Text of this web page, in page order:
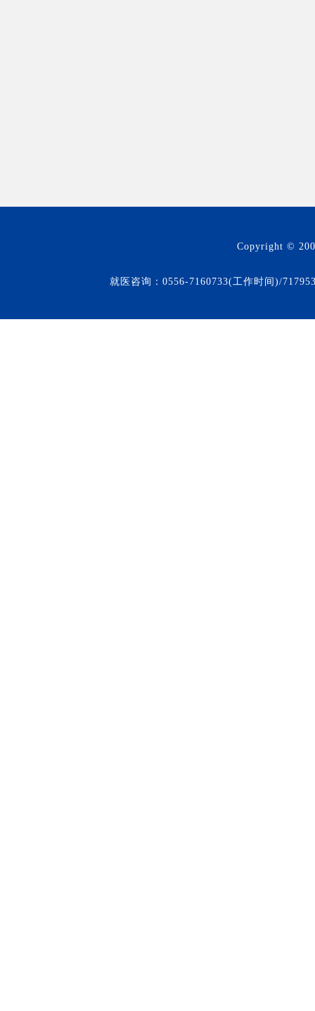
Copyright ©
就医咨询：0556-7160733(工作时间)/